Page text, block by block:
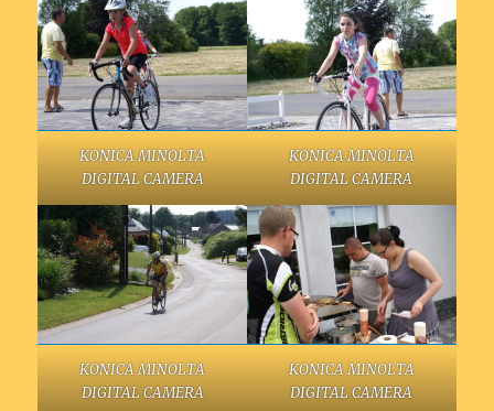
KONICA MINOLTA
DIGITAL CAMERA
KONICA MINOLTA
DIGITAL CAMERA
KONICA MINOLTA
DIGITAL CAMERA
KONICA MINOLTA
DIGITAL CAMERA